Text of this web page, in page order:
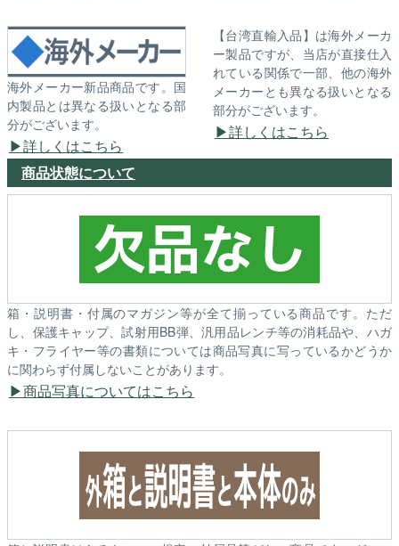
海外メーカー新品商品です。国
内製品とは異なる扱いとなる部
分がございます。
詳しくはこちら
【台湾直輸入品】は海外メーカ
ー製品ですが、当店が直接仕入
れている関係で一部、他の海外
メーカーとも異なる扱いとなる
部分がございます。
詳しくはこちら
商品状態について
箱・説明書・付属のマガジン等が全て揃っている商品です。ただ
し、保護キャップ、試射用BB弾、汎用品レンチ等の消耗品や、ハガ
キ・フライヤー等の書類については商品写真に写っているかどうか
に関わらず付属しないことがあります。
商品写真についてはこちら